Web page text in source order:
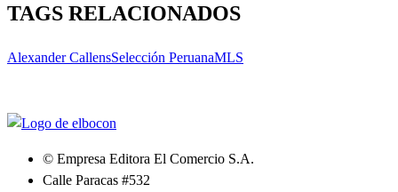
TAGS RELACIONADOS
Alexander CallensSelección PeruanaMLS
© Empresa Editora El Comercio S.A.
Calle Paracas #532